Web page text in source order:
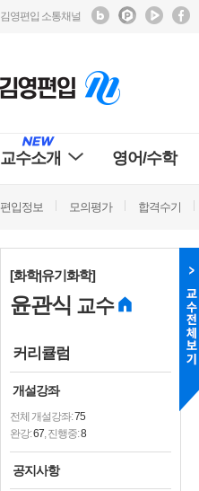
김영편입 소통채널
교수소개 영어/수학
편입정보 모의평가 합격수기
[화학|유기화학]
윤관식 교수
커리큘럼
개설강좌
전체 개설강좌:75
완강:67, 진행중:8
공지사항